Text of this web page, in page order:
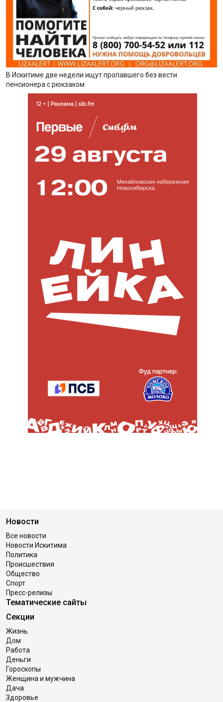
В Искитиме две недели ищут пропавшего без вести
пенсионера с рюкзаком
Новости
Все новости
Новости Искитима
Политика
Происшествия
Общество
Спорт
Пресс-релизы
Тематические сайты
Секции
Жизнь
Дом
Работа
Деньги
Гороскопы
Женщина и мужчина
Дача
Здоровье